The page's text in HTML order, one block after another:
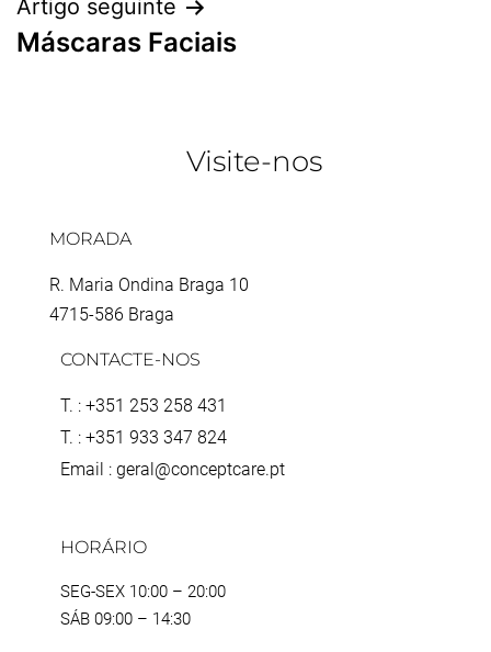
Artigo seguinte
Máscaras Faciais
Visite-nos
MORADA
R. Maria Ondina Braga 10
4715-586 Braga
CONTACTE-NOS
T. : +351 253 258 431
T. : +351 933 347 824
Email : geral@conceptcare.pt
HORÁRIO
SEG-SEX 10:00 – 20:00
SÁB 09:00 – 14:30